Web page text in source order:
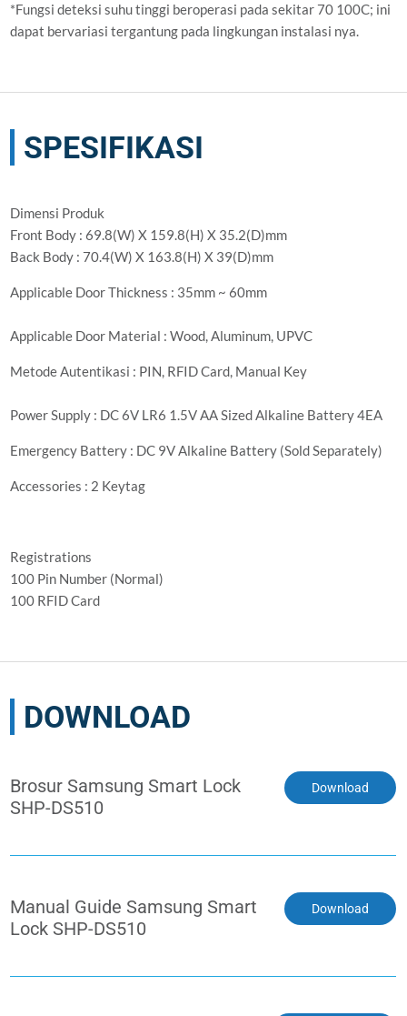
*Fungsi deteksi suhu tinggi beroperasi pada sekitar 70 100C; ini
dapat bervariasi tergantung pada lingkungan instalasi nya.
SPESIFIKASI
Dimensi Produk
Front Body : 69.8(W) X 159.8(H) X 35.2(D)mm
Back Body : 70.4(W) X 163.8(H) X 39(D)mm
Applicable Door Thickness : 35mm ~ 60mm
Applicable Door Material : Wood, Aluminum, UPVC
Metode Autentikasi : PIN, RFID Card, Manual Key
Power Supply : DC 6V LR6 1.5V AA Sized Alkaline Battery 4EA
Emergency Battery : DC 9V Alkaline Battery (Sold Separately)
Accessories : 2 Keytag
Registrations
100 Pin Number (Normal)
100 RFID Card
DOWNLOAD
Brosur Samsung Smart Lock
SHP-DS510
Download
Manual Guide Samsung Smart
Lock SHP-DS510
Download